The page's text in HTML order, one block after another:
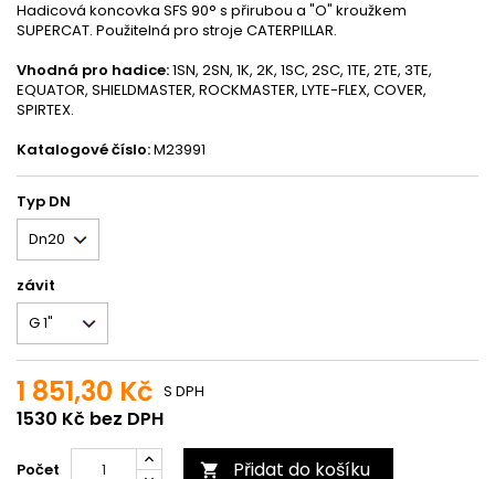
Hadicová koncovka SFS 90° s přirubou a "O" kroužkem
SUPERCAT. Použitelná pro stroje CATERPILLAR.
Vhodná pro hadice:1SN, 2SN, 1K, 2K, 1SC, 2SC, 1TE, 2TE, 3TE,
EQUATOR, SHIELDMASTER, ROCKMASTER, LYTE-FLEX, COVER,
SPIRTEX.
Katalogové číslo:M23991
Typ DN
závit
1 851,30 Kč
1530 Kč bez DPH
S DPH
Počet  Přidat do košíku